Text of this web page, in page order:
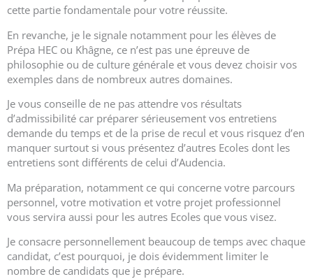
cette partie fondamentale pour votre réussite.
En revanche, je le signale notamment pour les élèves de
Prépa HEC ou Khâgne, ce n’est pas une épreuve de
philosophie ou de culture générale et vous devez choisir vos
exemples dans de nombreux autres domaines.
Je vous conseille de ne pas attendre vos résultats
d’admissibilité car préparer sérieusement vos entretiens
demande du temps et de la prise de recul et vous risquez d’en
manquer surtout si vous présentez d’autres Ecoles dont les
entretiens sont différents de celui d’Audencia.
Ma préparation, notamment ce qui concerne votre parcours
personnel, votre motivation et votre projet professionnel
vous servira aussi pour les autres Ecoles que vous visez.
Je consacre personnellement beaucoup de temps avec chaque
candidat, c’est pourquoi, je dois évidemment limiter le
nombre de candidats que je prépare.